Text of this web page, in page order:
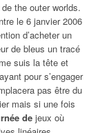
the outer worlds.
le 6 janvier 2006
d’acheter un
de bleus un tracé
suis la tête et
pour s’engager
pas être du
mais si une fois
de jeux où